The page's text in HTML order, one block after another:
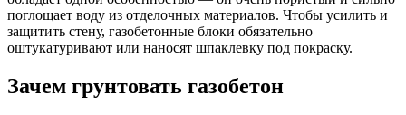
поглощает воду из отделочных материалов. Чтобы усилить и
защитить стену, газобетонные блоки обязательно
оштукатуривают или наносят шпаклевку под покраску.
Зачем грунтовать газобетон